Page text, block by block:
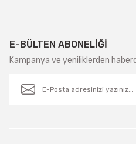
E-BÜLTEN ABONELİĞİ
Kampanya ve yeniliklerden